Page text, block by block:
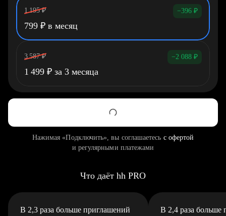
1 195 ₽ −396 ₽
799 ₽ в месяц
3 587 ₽ −2 088 ₽
1 499 ₽ за 3 месяца
Нажимая «Подключить», вы соглашаетесь с офертой
и регулярными платежами
Что даёт hh PRO
В 2,3 раза больше приглашений В 2,4 раза больше